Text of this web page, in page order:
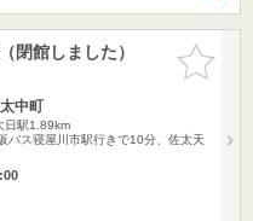
お気に入
りに追加
閉館しました）
中町
日駅1.89km
バス寝屋川市駅行きで10分、佐太天